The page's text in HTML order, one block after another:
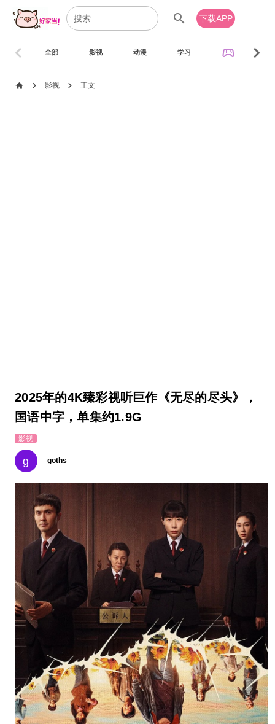
search 下载APP
全部 影视 动漫 学习 sports_esports
chevron_left chevron_right
home chevron_right 影视 chevron_right 正文
2025年的4K臻彩视听巨作《无尽的尽头》，
国语中字，单集约1.9G
影视
g goths